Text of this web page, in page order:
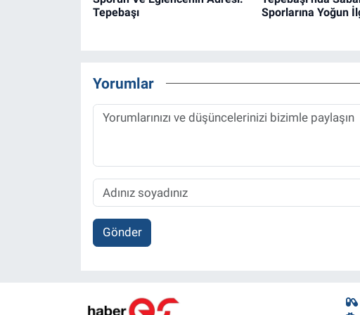
Tepebaşı
Sporlarına Yoğun
Yorumlar
Gönder